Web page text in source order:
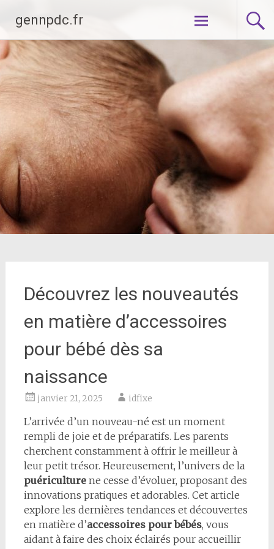
contenu
principal
gennpdc.fr
Découvrez les nouveautés
en matière d’accessoires
pour bébé dès sa
naissance
janvier 21, 2025 idfixe
L’arrivée d’un nouveau-né est un moment
rempli de joie et de préparatifs. Les parents
cherchent constamment à offrir le meilleur à
leur petit trésor. Heureusement, l’univers de la
puériculturene cesse d’évoluer, proposant des
innovations pratiques et adorables. Cet article
explore les dernières tendances et découvertes
en matière d’accessoires pour bébés, vous
aidant à faire des choix éclairés pour accueillir